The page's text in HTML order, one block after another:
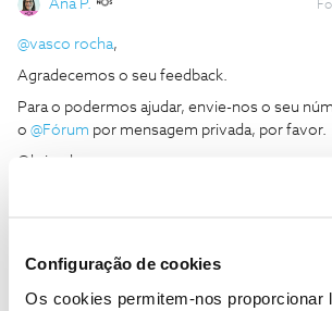
Configuração de cookies
Os cookies permitem-nos proporcionar
Ana P.
@vasco rocha,
Agradecemos o seu feedback.
Para o podermos ajudar, envie-nos o seu
o @Fórum por mensagem privada, por favor.
Obrigada